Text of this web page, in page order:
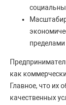
как
Главное, что их
качественных